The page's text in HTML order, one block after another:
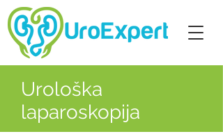
Urološka
laparoskopija